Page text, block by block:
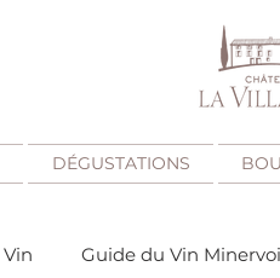
DÉGUSTATIONS
Guide du Vin